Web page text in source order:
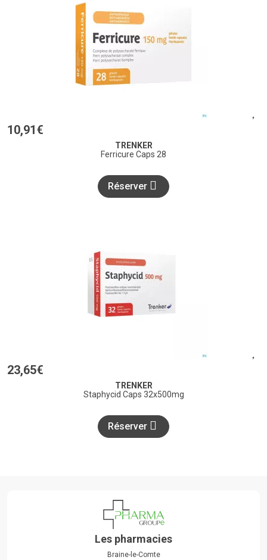
10,91 €
TRENKER
Ferricure Caps 28
Réserver
23,65€
TRENKER
Staphycid Caps 32x500mg
Réserver
Les pharmacies
Braine-le-Comte